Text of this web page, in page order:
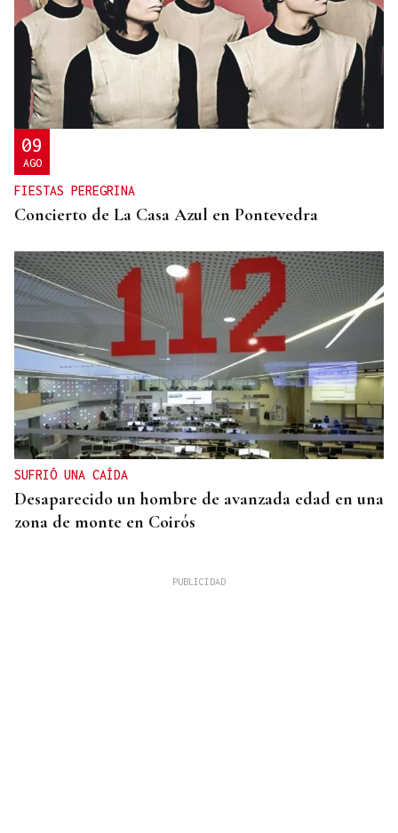
09
AGO
FIESTAS PEREGRINA
Concierto de La Casa Azul en Pontevedra
SUFRIÓ UNA CAÍDA
Desaparecido un hombre de avanzada edad en una
zona de monte en Coirós